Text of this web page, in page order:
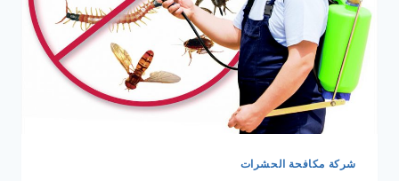
شركة مكافحة الحشرات